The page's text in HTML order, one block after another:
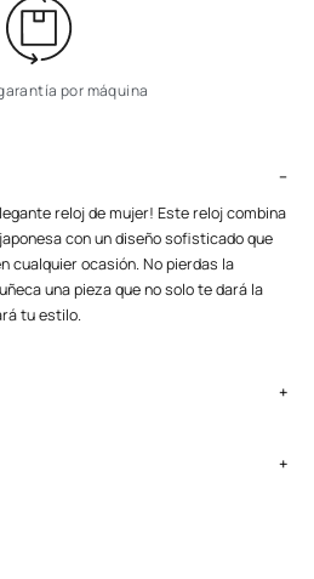
por máquina
reloj de mujer! Este reloj combina
con un diseño sofisticado que
cualquier ocasión. No pierdas la
una pieza que no solo te dará la
tu estilo.